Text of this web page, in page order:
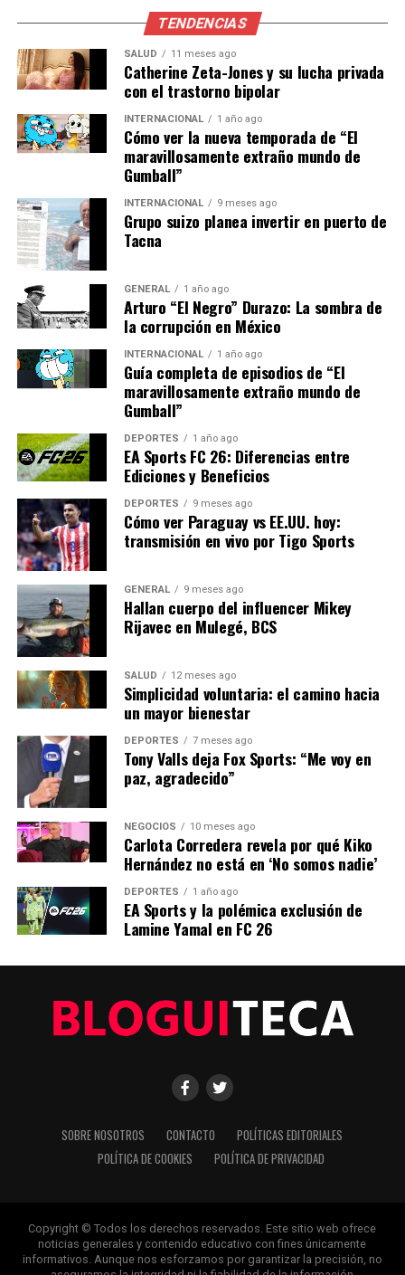
subsidios energéticos y ayudas directas a las familias más
afectadas. Sin embargo, estas medidas han sido
criticadas por algunos expertos que consideran que
podrían ser insuficientes o incluso contraproducentes si
no se acompañan de reformas estructurales.
El Banco de España ha advertido que la inflación podría
mantenerse alta durante los próximos meses, aunque se
espera una moderación gradual a medida que las
tensiones en las cadenas de suministro globales se
alivien.
“Es crucial que el gobierno
actúe con prudencia,
equilibrando el apoyo
inmediato con políticas a
largo plazo que fortalezcan
la resiliencia económica”,
señala la analista
económica Laura Gómez.
En conclusión, mientras España enfrenta este desafío
inflacionario, la atención está puesta en cómo las
políticas gubernamentales y las dinámicas económicas
globales influirán en el futuro inmediato del país. La
capacidad de adaptación y respuesta será clave para
mitigar los efectos adversos y asegurar una
recuperación sostenible.
NOTICIAS RELACIONADAS:
SIGUIENTE
Aumento de la Inflación en España: Impacto y
Perspectivas
ANTERIOR
INE propone vincular presupuesto al PIB y ajustar
elecciones judiciales
Editorial
Con años de experiencia en primera línea, buscamos los
hechos, los verificamos con rigor y contamos las historias que
dan forma a nuestro mundo. Impulsados por la integridad y
la tecnología con un análisis preciso y profundo. Cuando los
titulares cambian cada minuto, puedes contar con nosotros
bandeja de plata.
TENDENCIAS
SALUD 11 meses ago
Catherine Zeta-Jones y su lucha privada
con el trastorno bipolar
INTERNACIONAL 1 año ago
Cómo ver la nueva temporada de “El
maravillosamente extraño mundo de
Gumball”
INTERNACIONAL 9 meses ago
Grupo suizo planea invertir en puerto de
Tacna
GENERAL 1 año ago
Arturo “El Negro” Durazo: La sombra de
la corrupción en México
INTERNACIONAL 1 año ago
Guía completa de episodios de “El
maravillosamente extraño mundo de
Gumball”
DEPORTES 1 año ago
EA Sports FC 26: Diferencias entre
Ediciones y Beneficios
DEPORTES 9 meses ago
Cómo ver Paraguay vs EE.UU. hoy:
transmisión en vivo por Tigo Sports
GENERAL 9 meses ago
Hallan cuerpo del influencer Mikey
Rijavec en Mulegé, BCS
SALUD 12 meses ago
Simplicidad voluntaria: el camino hacia
un mayor bienestar
DEPORTES 7 meses ago
Tony Valls deja Fox Sports: “Me voy en
paz, agradecido”
NEGOCIOS 10 meses ago
Carlota Corredera revela por qué Kiko
Hernández no está en ‘No somos nadie’
DEPORTES 1 año ago
EA Sports y la polémica exclusión de
Lamine Yamal en FC 26
SOBRE NOSOTROS CONTACTO
POLÍTICAS EDITORIALES
POLÍTICA DE COOKIES
POLÍTICA DE PRIVACIDAD
Copyright © Todos los derechos reservados. Este sitio web ofrece
noticias generales y contenido educativo con fines únicamente
informativos. Aunque nos esforzamos por garantizar la precisión, no